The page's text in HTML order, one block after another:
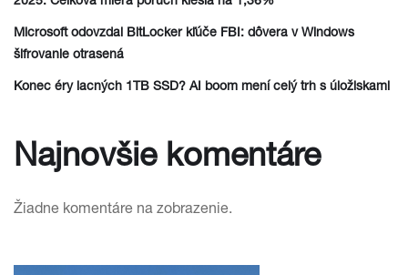
Microsoft odovzdal BitLocker kľúče FBI: dôvera v Windows
šifrovanie otrasená
Konec éry lacných 1TB SSD? AI boom mení celý trh s úložiskami
Najnovšie komentáre
Žiadne komentáre na zobrazenie.